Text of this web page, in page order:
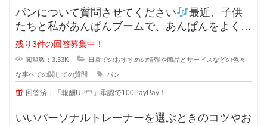
パンについて質問させてください
最近、子供
たちと私があんぱんブームで、あんぱんをよく購
入するようになった
残り3件の回答募集中！
閲覧数：3.33K 日常でのおすすめの情報や商品とサービスなどの色々
な事へでの関しての質問 パン
回答済：「報酬UP中」承認で100PayPay！
いいパーソナルトレーナーを選ぶときのコツやお